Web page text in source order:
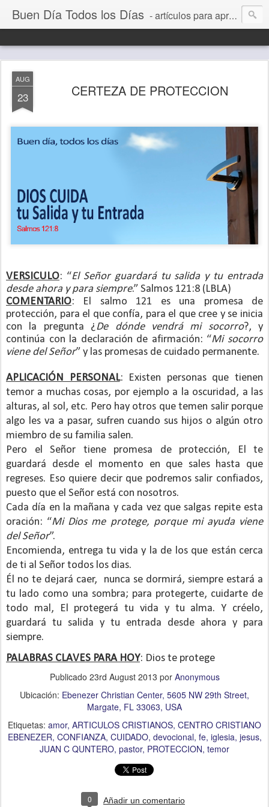
Buen Día Todos los Días - artículos para aprender a vivir mejor, un día a la vez. Por Juan C Quintero
AUG
23 CERTEZA DE PROTECCION
VERSICULO: “El Señor guardará tu salida y tu entrada
desde ahora y para siempre.” Salmos 121:8 (LBLA)
COMENTARIO: El salmo 121 es una promesa de
protección, para el que confía, para el que cree y se inicia
con la pregunta ¿De dónde vendrá mi socorro?, y
continúa con la declaración de afirmación: “Mi socorro
viene del Señor” y las promesas de cuidado permanente.
APLICACIÓN PERSONAL: Existen personas que tienen
temor a muchas cosas, por ejemplo a la oscuridad, a las
alturas, al sol, etc. Pero hay otros que temen salir porque
algo les va a pasar, sufren cuando sus hijos o algún otro
miembro de su familia salen.
Pero el Señor tiene promesa de protección, El te
guardará desde el momento en que sales hasta que
regreses. Eso quiere decir que podremos salir confiados,
puesto que el Señor está con nosotros.
Cada día en la mañana y cada vez que salgas repite esta
oración: “Mi Dios me protege, porque mi ayuda viene
del Señor”.
Encomienda, entrega tu vida y la de los que están cerca
de ti al Señor todos los dias.
Él no te dejará caer,
nunca se dormirá, siempre estará a
tu lado como una sombra; para protegerte, cuidarte de
todo mal, El protegerá tu vida y tu alma. Y créelo,
guardará tu salida y tu entrada desde ahora y para
siempre.
PALABRAS CLAVES PARA HOY: Dios te protege
Publicado 23rd August 2013 por Anonymous
Ubicación: Ebenezer Christian Center, 5605 NW 29th Street,
Margate, FL 33063, USA
Etiquetas: amor ARTICULOS CRISTIANOS CENTRO CRISTIANO
EBENEZER CONFIANZA CUIDADO devocional fe iglesia jesus
JUAN C QUNTERO pastor PROTECCION temor
0 Añadir un comentario